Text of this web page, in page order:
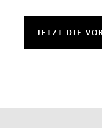
JETZT DIE